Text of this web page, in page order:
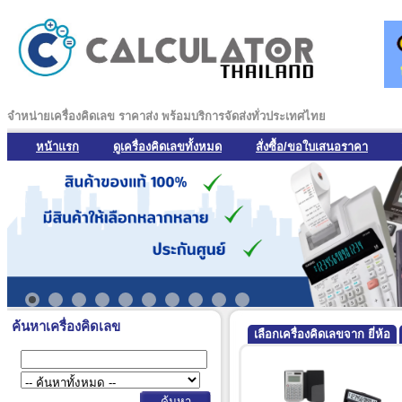
จำหน่ายเครื่องคิดเลข ราคาส่ง พร้อมบริการจัดส่งทั่วประเทศไทย
หน้าแรก ดูเครื่องคิดเลขทั้งหมด สั่งซื้อ/ขอใบเสนอราคา
ค้นหาเครื่องคิดเลข
เลือกเครื่องคิดเลขจาก ยี่ห้อ